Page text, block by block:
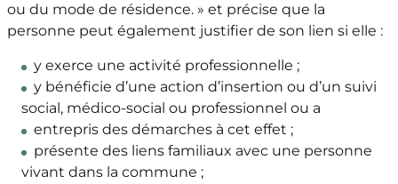
ou du mode de résidence. » et précise que la
personne peut également justifier de son lien si elle :
y exerce une activité professionnelle ;
y bénéficie d’une action d’insertion ou d’un suivi
social, médico-social ou professionnel ou a
entrepris des démarches à cet effet ;
présente des liens familiaux avec une personne
vivant dans la commune ;